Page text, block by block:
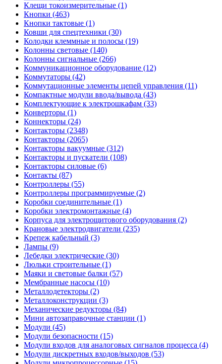
Клещи токоизмерительные (1)
Кнопки (463)
Кнопки тактовые (1)
Ковши для спецтехники (30)
Колодки клеммные и полосы (19)
Колонны световые (140)
Колонны сигнальные (266)
Коммуникационное оборудование (12)
Коммутаторы (42)
Коммутационные элементы цепей управления (11)
Компактные модули ввода/вывода (43)
Комплектующие к электрошкафам (33)
Конверторы (1)
Коннекторы (24)
Контакторы (2348)
Контакторы (2065)
Контакторы вакуумные (312)
Контакторы и пускатели (108)
Контакторы силовые (6)
Контакты (87)
Контроллеры (55)
Контроллеры программируемые (2)
Коробки соединительные (1)
Коробки электромонтажные (4)
Корпуса для электрощитового оборудования (2)
Крановые электродвигатели (235)
Крепеж кабельный (3)
Лампы (9)
Лебедки электрические (30)
Люльки строительные (1)
Маяки и световые балки (57)
Мембранные насосы (10)
Металлодетекторы (2)
Металлоконструкции (3)
Механические редукторы (84)
Мини автозаправочные станции (1)
Модули (45)
Модули безопасности (15)
Модули входов для аналоговых сигналов процесса (4)
Модули дискретных входов/выходов (53)